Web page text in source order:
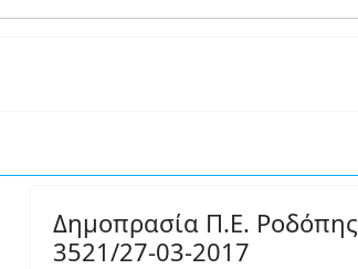
Δημοπρασία Π.Ε. Ροδόπης
3521/27-03-2017